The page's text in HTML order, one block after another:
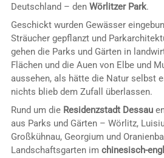
Deutschland – den Wörlitzer Park.
Geschickt wurden Gewässer
Sträucher gepflanzt und
gehen die Parks und Gärten in
Flächen und die Auen von Elbe und
aussehen, als hätte die Natur selbst
nichts blieb dem Zufall überlassen.
Rund um die Residenzstadt Dessau
aus Parks und Gärten – Wörlitz,
Großkühnau, Georgium und
Landschaftsgarten im chinesisch-